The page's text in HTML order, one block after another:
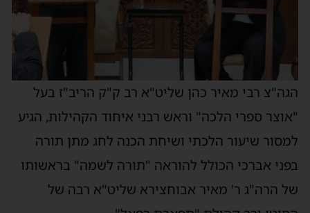
הגה"צ רבי מאיר כהן שליט"א רב ק"ק הריב"ז בעל
"אוצר ספרי הלכה" וראש רבני איחוד הקהילות, הגיע
למסור שיעור הלכתי ושיחת הכנה לחג מתן תורה
בפני אברכי הכולל להוראה "תורה לשמה" בראשותו
של הרה"ג ר' מאיר אבוחצירא שליט"א רבה של